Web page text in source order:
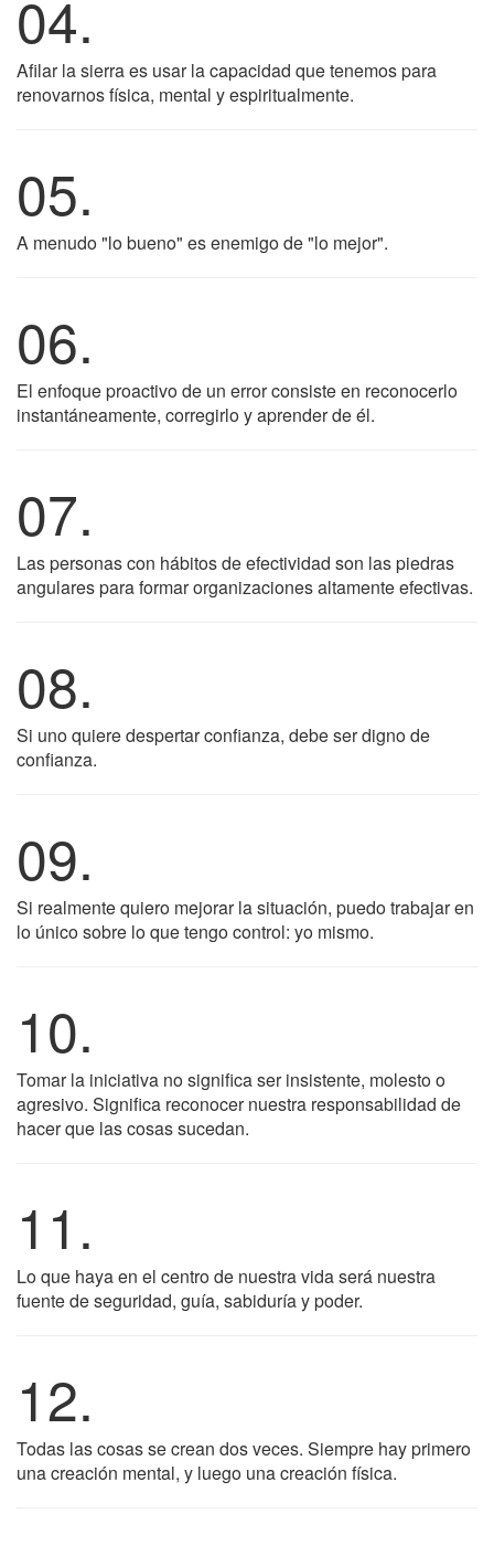
04.
Afilar la sierra es usar la capacidad que tenemos para
renovarnos física, mental y espiritualmente.
05.
A menudo "lo bueno" es enemigo de "lo mejor".
06.
El enfoque proactivo de un error consiste en reconocerlo
instantáneamente, corregirlo y aprender de él.
07.
Las personas con hábitos de efectividad son las piedras
angulares para formar organizaciones altamente efectivas.
08.
Si uno quiere despertar confianza, debe ser digno de
confianza.
09.
Si realmente quiero mejorar la situación, puedo trabajar en
lo único sobre lo que tengo control: yo mismo.
10.
Tomar la iniciativa no significa ser insistente, molesto o
agresivo. Significa reconocer nuestra responsabilidad de
hacer que las cosas sucedan.
11.
Lo que haya en el centro de nuestra vida será nuestra
fuente de seguridad, guía, sabiduría y poder.
12.
Todas las cosas se crean dos veces. Siempre hay primero
una creación mental, y luego una creación física.